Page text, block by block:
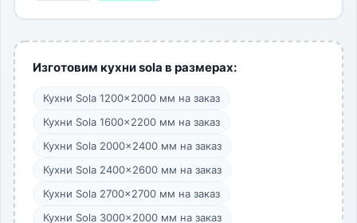
Изготовим кухни sola в размерах:
Кухни Sola 1200×2000 мм на заказ
Кухни Sola 1600×2200 мм на заказ
Кухни Sola 2000×2400 мм на заказ
Кухни Sola 2400×2600 мм на заказ
Кухни Sola 2700×2700 мм на заказ
Кухни Sola 3000×2000 мм на заказ